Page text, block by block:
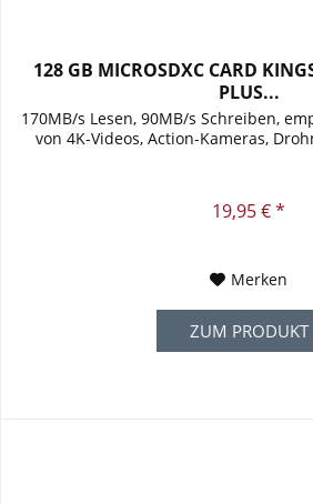
128 GB MICROSDXC CARD
PLUS...
170MB/s Lesen, 90MB/s Schreiben,
von 4K-Videos, Action-Kameras,
19,95 € *
Merken
ZUM PRODUKT